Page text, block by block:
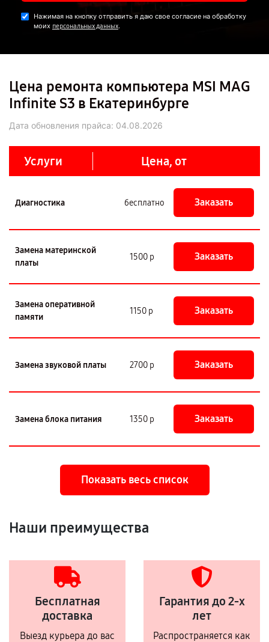
Нажимая на кнопку отправить я даю свое согласие на обработку
моих персональных данных.
Цена ремонта компьютера MSI MAG
Infinite S3 в Екатеринбурге
Дата обновления прайса: 04.08.2026
Услуги Цена, от
Диагностика бесплатно Заказать
Замена материнской
платы
1500 р Заказать
Замена оперативной
памяти
1150 р Заказать
Замена звуковой платы 2700 р Заказать
Замена блока питания 1350 р Заказать
Показать весь список
Наши преимущества
Бесплатная
доставка
Выезд курьера до вас
Гарантия до 2-х
лет
Распространяется как